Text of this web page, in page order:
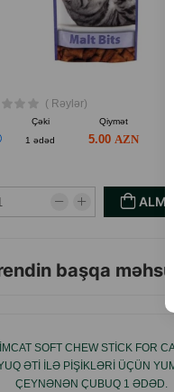
( Rəylər)
Çəki Qiymət
1 ədəd
5.00
başqa
SOFT CHEW STICK FOR
ƏTI ILƏ PIŞIKLƏRI ÜÇÜN
ÇEYNƏNƏN ÇUBUQ 1 ƏDƏD.